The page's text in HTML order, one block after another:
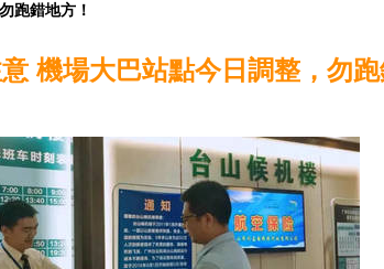
跑錯地方！
機場大巴站點今日調整，勿跑